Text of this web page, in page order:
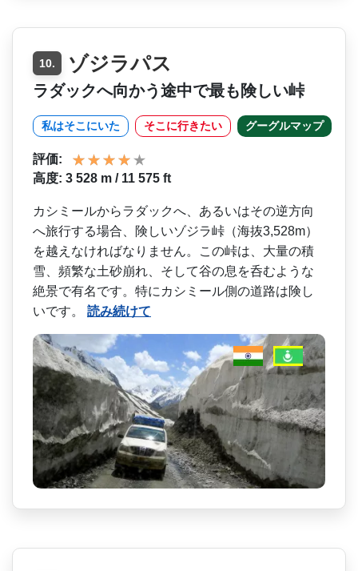
10. ゾジラパス
ラダックへ向かう途中で最も険しい峠
私はそこにいた そこに行きたい グーグルマップ
評価:
高度: 3 528 m / 11 575 ft
カシミールからラダックへ、­あるいはその逆方向
へ旅行する場合、険しいゾジラ峠­（海抜3,528m）
を越えなければなりません。こ­の峠は、大量の積
雪、頻繁な土砂崩れ、そして谷の息­を呑むような
絶景で有名です。特にカシミール側の道­路は険し
いです。 読み続けて